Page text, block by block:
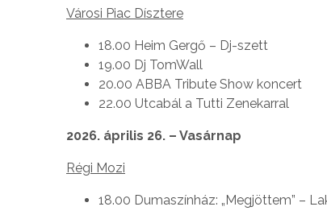
Városi Piac Dísztere
18.00 Heim Gergő – Dj-szett
19.00 Dj TomWall
20.00 ABBA Tribute Show koncert
22.00 Utcabál a Tutti Zenekarral
2026. április 26. – Vasárnap
Régi Mozi
18.00 Dumaszínház: „Megjöttem” –